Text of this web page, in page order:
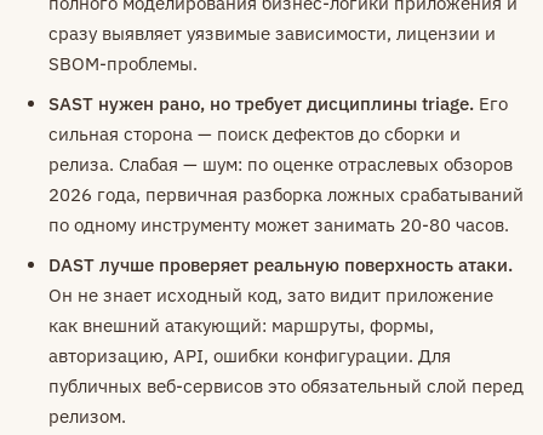
сразу выявляет уязвимые зависимости, лицензии и
SBOM-проблемы.
SAST нужен рано, но требует дисциплины triage. Его
сильная сторона — поиск дефектов до сборки и
релиза. Слабая — шум: по оценке отраслевых обзоров
2026 года, первичная разборка ложных срабатываний
по одному инструменту может занимать 20-80 часов.
DAST лучше проверяет реальную поверхность атаки.
Он не знает исходный код, зато видит приложение
как внешний атакующий: маршруты, формы,
авторизацию, API, ошибки конфигурации. Для
публичных веб-сервисов это обязательный слой перед
релизом.